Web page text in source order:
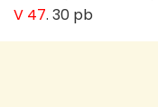
V 47. 30 pb